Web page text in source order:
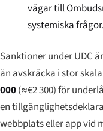
vägar till
systemiska frågor.
Sanktioner under UDC
än avskräcka i stor
000(≈€2 300) för
en
webbplats eller app vid